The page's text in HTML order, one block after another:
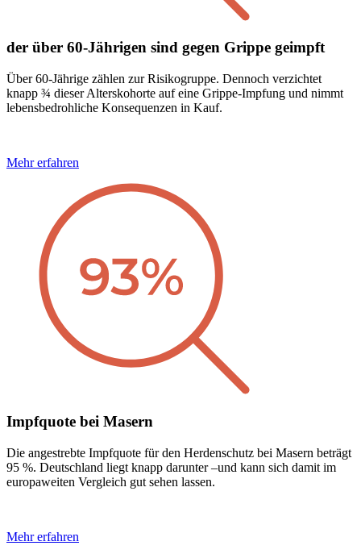
der über 60-Jährigen sind gegen Grippe geimpft
Über 60-Jährige zählen zur Risikogruppe. Dennoch verzichtet
knapp ¾ dieser Alterskohorte auf eine Grippe-Impfung und nimmt
lebensbedrohliche Konsequenzen in Kauf.
Mehr erfahren
Impfquote bei Masern
Die angestrebte Impfquote für den Herdenschutz bei Masern beträgt
95 %. Deutschland liegt knapp darunter –und kann sich damit im
europaweiten Vergleich gut sehen lassen.
Mehr erfahren